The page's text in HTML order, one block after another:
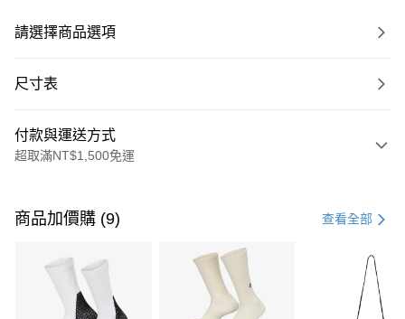
請選擇商品選項
尺寸表
付款與運送方式
超取滿NT$1,500免運
信用卡一次付款
3 期 0 利率 每期 21家銀行
合作金庫商業銀行
第一商業銀行
商品加價購 (9) 查看全部